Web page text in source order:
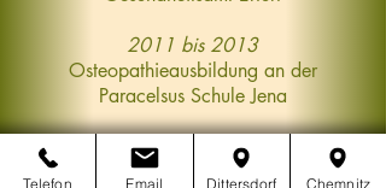
2011 bis 2013
Osteopathieausbildung an der
Paracelsus Schule Jena
Hospitation bei Frau Maria
Telefon Email Dittersdorf Chemnitz